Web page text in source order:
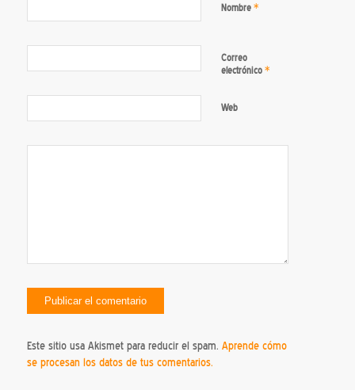
Nombre *
Correo
electrónico *
Web
Este sitio usa Akismet para reducir el spam. Aprende cómo
se procesan los datos de tus comentarios.